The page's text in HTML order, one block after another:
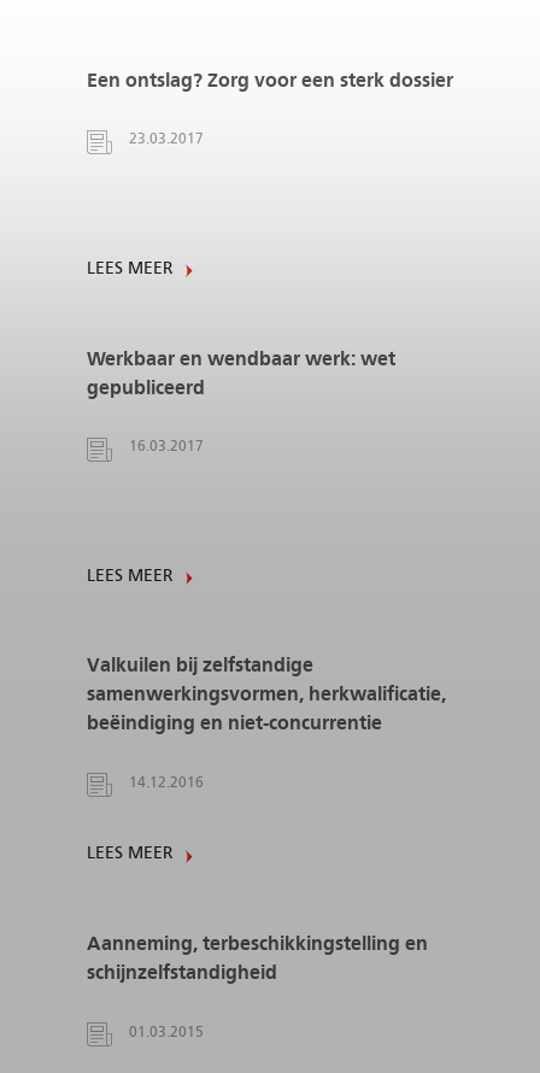
Een ontslag? Zorg voor een sterk dossier
23.03.2017
LEES MEER
Werkbaar en wendbaar werk: wet
gepubliceerd
16.03.2017
LEES MEER
Valkuilen bij zelfstandige
samenwerkingsvormen, herkwalificatie,
beëindiging en niet-concurrentie
14.12.2016
LEES MEER
Aanneming, terbeschikkingstelling en
schijnzelfstandigheid
01.03.2015